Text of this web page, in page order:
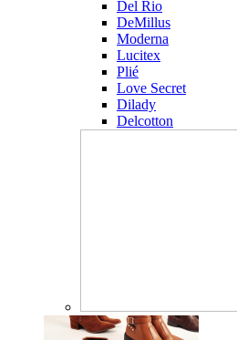
Del Rio
DeMillus
Moderna
Lucitex
Plié
Love Secret
Dilady
Delcotton